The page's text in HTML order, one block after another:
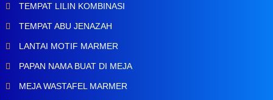
TEMPAT LILIN KOMBINASI
TEMPAT ABU JENAZAH
LANTAI MOTIF MARMER
PAPAN NAMA BUAT DI MEJA
MEJA WASTAFEL MARMER